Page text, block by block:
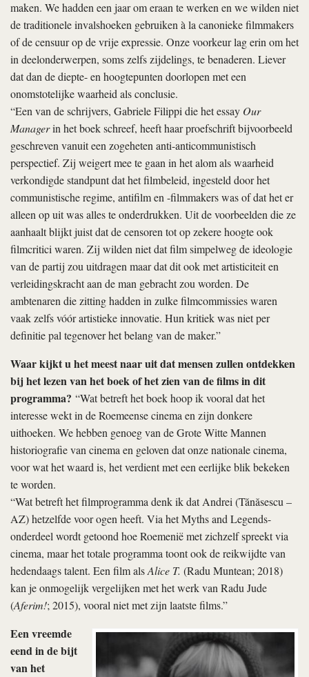
maken. We hadden een jaar om eraan te werken en we wilden niet
de traditionele invalshoeken gebruiken à la canonieke filmmakers
of de censuur op de vrije expressie. Onze voorkeur lag erin om het
in deelonderwerpen, soms zelfs zijdelings, te benaderen. Liever
dat dan de diepte- en hoogtepunten doorlopen met een
onomstotelijke waarheid als conclusie.
“Een van de schrijvers, Gabriele Filippi die het essay Our
Managerin het boek schreef, heeft haar proefschrift bijvoorbeeld
geschreven vanuit een zogeheten anti-anticommunistisch
perspectief. Zij weigert mee te gaan in het alom als waarheid
verkondigde standpunt dat het filmbeleid, ingesteld door het
communistische regime, antifilm en -filmmakers was of dat het er
alleen op uit was alles te onderdrukken. Uit de voorbeelden die ze
aanhaalt blijkt juist dat de censoren tot op zekere hoogte ook
filmcritici waren. Zij wilden niet dat film simpelweg de ideologie
van de partij zou uitdragen maar dat dit ook met artisticiteit en
verleidingskracht aan de man gebracht zou worden. De
ambtenaren die zitting hadden in zulke filmcommissies waren
vaak zelfs vóór artistieke innovatie. Hun kritiek was niet per
definitie pal tegenover het belang van de maker.”
Waar kijkt u het meest naar uit dat mensen zullen ontdekken
bij het lezen van het boek of het zien van de films in dit
programma? “Wat betreft het boek hoop ik vooral dat het
interesse wekt in de Roemeense cinema en zijn donkere
uithoeken. We hebben genoeg van de Grote Witte Mannen
historiografie van cinema en geloven dat onze nationale cinema,
voor wat het waard is, het verdient met een eerlijke blik bekeken
te worden.
“Wat betreft het filmprogramma denk ik dat Andrei (Tănăsescu –
AZ) hetzelfde voor ogen heeft. Via het Myths and Legends-
onderdeel wordt getoond hoe Roemenië met zichzelf spreekt via
cinema, maar het totale programma toont ook de reikwijdte van
hedendaags talent. Een film alsAlice T. (Radu Muntean; 2018)
kan je onmogelijk vergelijken met het werk van Radu Jude
(Aferim!; 2015), vooral niet met zijn laatste films.”
Een vreemde
eend in de bijt
van het